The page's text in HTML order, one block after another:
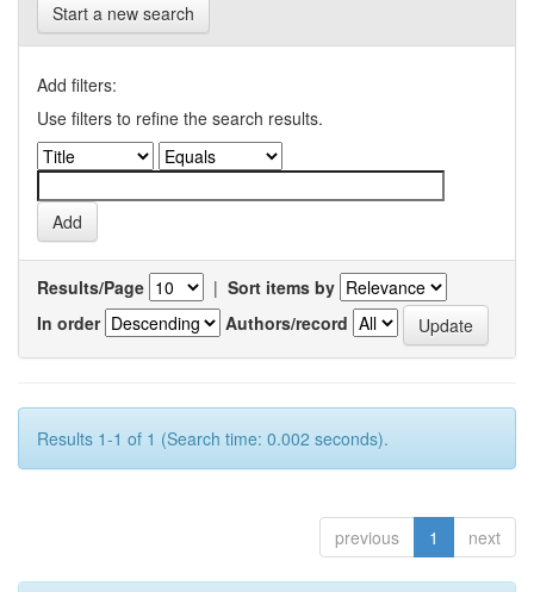
Start a new search
Add filters:
Use filters to refine the search results.
Results/Page | Sort items by
In order
Authors/record
Results 1-1 of 1 (Search time: 0.002 seconds).
previous 1 next